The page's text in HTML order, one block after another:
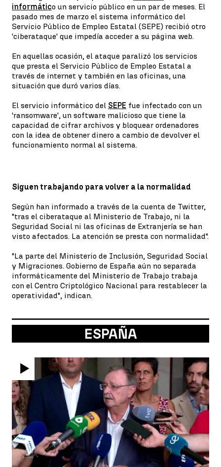
informático un servicio público en un par de meses. El
pasado mes de marzo el sistema informático del
Servicio Público de Empleo Estatal (SEPE) recibió otro
'ciberataque' que impedía acceder a su página web.
En aquellas ocasión, el ataque paralizó los servicios
que presta el Servicio Público de Empleo Estatal a
través de internet y también en las oficinas, una
situación que duró varios días.
El servicio informático del SEPE fue infectado con un
'ransomware', un software malicioso que tiene la
capacidad de cifrar archivos y bloquear ordenadores
con la idea de obtener dinero a cambio de devolver el
funcionamiento normal al sistema.
Siguen trabajando para volver a la normalidad
Según han informado a través de la cuenta de Twitter,
"tras el ciberataque al Ministerio de Trabajo, ni la
Seguridad Social ni las oficinas de Extranjería se han
visto afectados. La atención se presta con normalidad".
"La parte del Ministerio de Inclusión, Seguridad Social
y Migraciones. Gobierno de España aún no separada
informáticamente del Ministerio de Trabajo trabaja
con el Centro Criptológico Nacional para restablecer la
operatividad", indican.
ESPAÑA